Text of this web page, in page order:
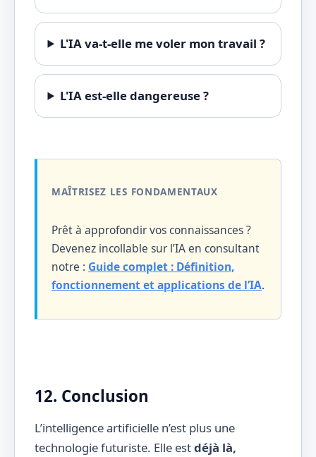
L'IA va-t-elle me voler mon travail ?
L'IA est-elle dangereuse ?
MAÎTRISEZ LES FONDAMENTAUX
Prêt à approfondir vos connaissances ?
Devenez incollable sur l’IA en consultant
notre : Guide complet : Définition,
fonctionnement et applications de l’IA.
12. Conclusion
L’intelligence artificielle n’est plus une
technologie futuriste. Elle estdéjà là,